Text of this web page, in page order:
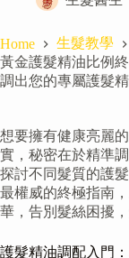
Home
生髮教學
黃金護髮精油比例
調出您的專屬護髮精
想要擁有健康亮麗
實，秘密在於精準
探討不同髮質的護
最權威的終極指南
華，告別髮絲困擾
護髮精油調配入門